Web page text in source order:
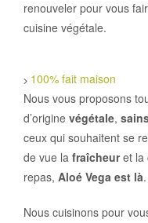
renouveler pour vous
cuisine végétale.
100% fait maison
Nous vous proposons
d’origine végétale,
ceux qui souhaitent se
de vue la fraîcheuret la
repas, Aloé Vega est là.
Nous cuisinons pour